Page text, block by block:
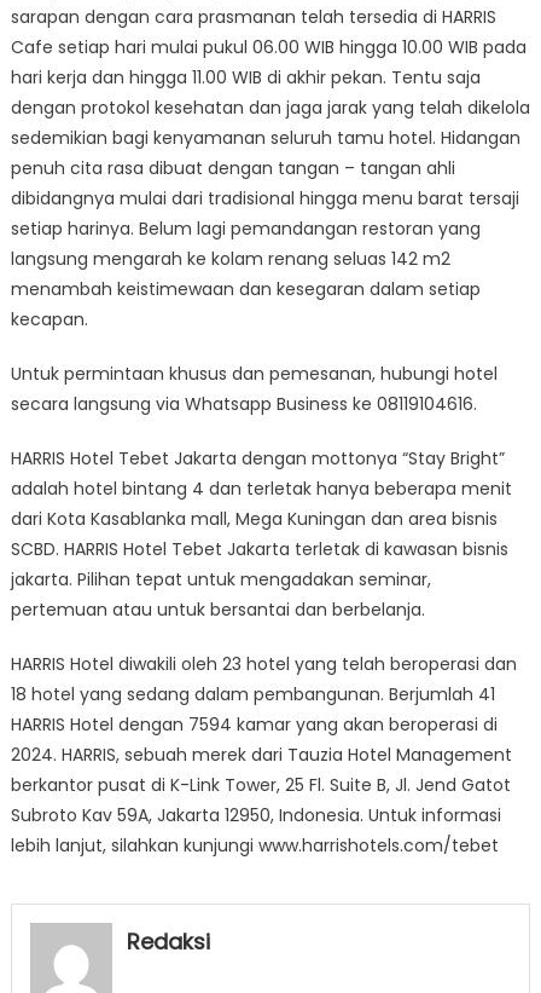
sarapan dengan cara prasmanan telah tersedia di HARRIS
Cafe setiap hari mulai pukul 06.00 WIB hingga 10.00 WIB pada
hari kerja dan hingga 11.00 WIB di akhir pekan. Tentu saja
dengan protokol kesehatan dan jaga jarak yang telah dikelola
sedemikian bagi kenyamanan seluruh tamu hotel. Hidangan
penuh cita rasa dibuat dengan tangan – tangan ahli
dibidangnya mulai dari tradisional hingga menu barat tersaji
setiap harinya. Belum lagi pemandangan restoran yang
langsung mengarah ke kolam renang seluas 142 m2
menambah keistimewaan dan kesegaran dalam setiap
kecapan.
Untuk permintaan khusus dan pemesanan, hubungi hotel
secara langsung via Whatsapp Business ke 08119104616.
HARRIS Hotel Tebet Jakarta dengan mottonya “Stay Bright”
adalah hotel bintang 4 dan terletak hanya beberapa menit
dari Kota Kasablanka mall, Mega Kuningan dan area bisnis
SCBD. HARRIS Hotel Tebet Jakarta terletak di kawasan bisnis
jakarta. Pilihan tepat untuk mengadakan seminar,
pertemuan atau untuk bersantai dan berbelanja.
HARRIS Hotel diwakili oleh 23 hotel yang telah beroperasi dan
18 hotel yang sedang dalam pembangunan. Berjumlah 41
HARRIS Hotel dengan 7594 kamar yang akan beroperasi di
2024. HARRIS, sebuah merek dari Tauzia Hotel Management
berkantor pusat di K-Link Tower, 25 Fl. Suite B, Jl. Jend Gatot
Subroto Kav 59A, Jakarta 12950, Indonesia. Untuk informasi
lebih lanjut, silahkan kunjungi www.harrishotels.com/tebet
Redaksi